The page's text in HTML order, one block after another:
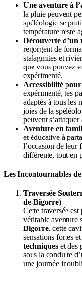
Une aventure à
la pluie peuvent
spéléologie se
température reste
Découverte d’un
regorgent de
stalagmites et
que vous pouvez
expérimenté.
Accessibilité
expérimenté, les
adaptés à tous les
joies de la
peuvent s’attaquer
Aventure en
et éducative à
l’occasion de leur
différente, tout en
Les Incontournables
Traversée
de-Bigorre)
Cette traversée
véritable aventure
Bigorre, cette
sensations fortes
techniques et des
sous la conduite
une journée